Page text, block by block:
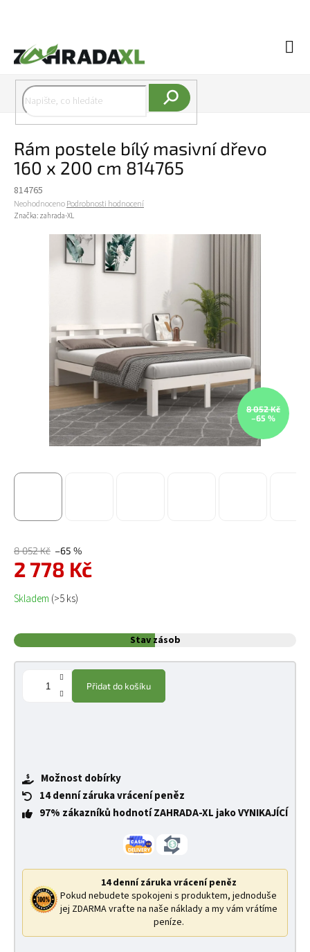
Rám postele bílý masivní dřevo
160 x 200 cm 814765
814765
Průměrné hodnocení produktu je 0,0 z 5 hvězdiček.
NeohodnocenoPodrobnosti hodnocení
Značka: zahrada-XL
8 052 Kč
–65 %
8 052 Kč –65 %
2 778 Kč
Měrná cena:
Skladem (>5 ks)
Stav zásob
Přidat do košíku
Možnost dobírky
14 denní záruka vrácení peněz
97% zákazníků hodnotí ZAHRADA-XL jako VYNIKAJÍCÍ
14 denní záruka vrácení peněz
Pokud nebudete spokojeni s produktem, jednoduše
jej ZDARMA vraťte na naše náklady a my vám vrátíme
peníze.